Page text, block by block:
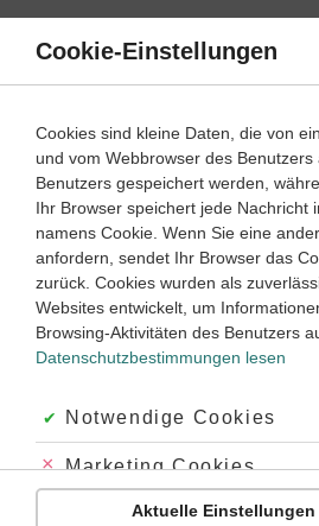
Direkt
Inhalt
Lernwege mit Erklär- und
Mathematik
Anwendungsaufgaben
Übung
Video
4
Cookie-Einstellungen
Cookies sind kleine Daten, die von
und vom Webbrowser des
Benutzers gespeichert werden,
Ihr Browser speichert jede Nachricht
namens Cookie. Wenn Sie eine
anfordern, sendet Ihr Browser das
zurück. Cookies wurden als
Websites entwickelt, um
Browsing-Aktivitäten des Benutzers
Datenschutzbestimmungen lesen
Akzeptiert:
Notwendige Cookies
Abgelehnt:
Marketing Cookies
Abgelehnt:
Personalisierungs-
Aktuelle Einstellungen